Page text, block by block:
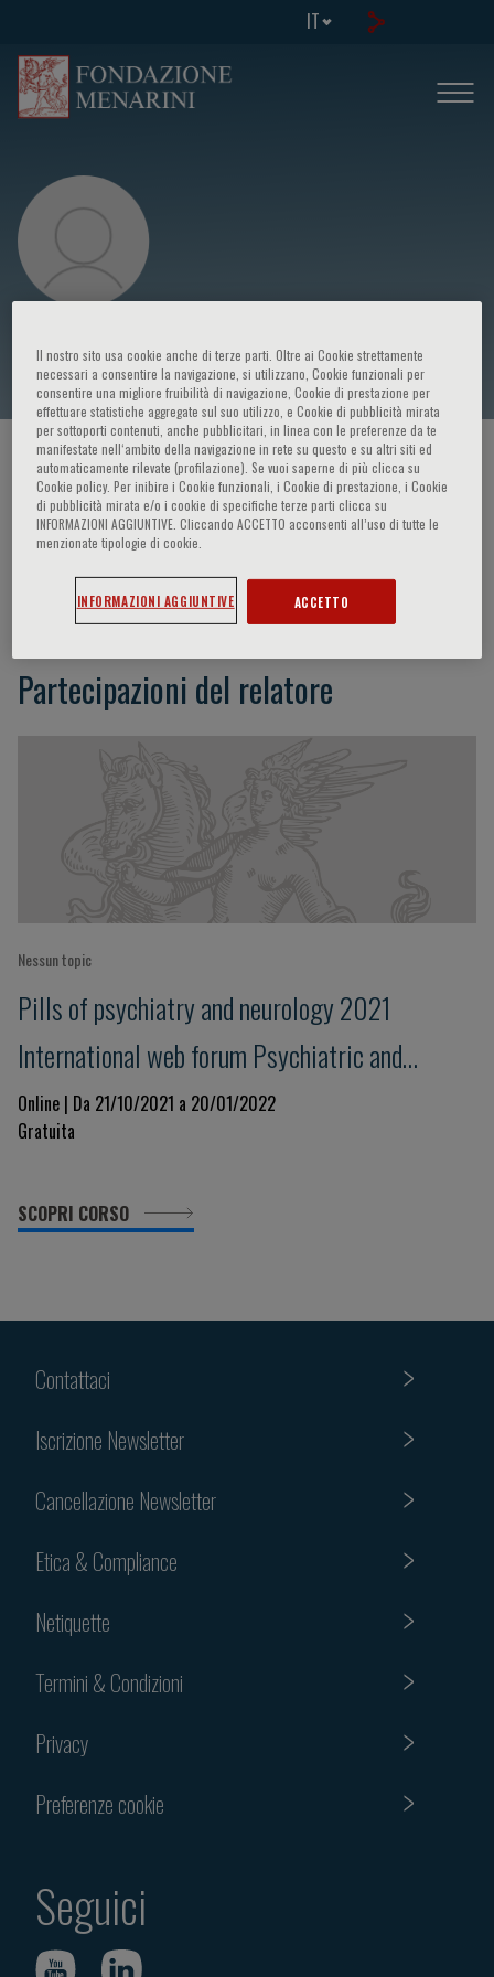
IT
Emilio Sacchetti
HOME PAGE / CORSI ED EVENTI / RELATORE
Emilio Sacchetti
Partecipazioni del relatore
Nessun topic
Pills of psychiatry and neurology 2021
International web forum Psychiatric and
neurological issues in the Covid-19 era: lessons
for the present and the future
Online | Da 21/10/2021 a 20/01/2022
Gratuita
SCOPRI CORSO
Contattaci
Iscrizione Newsletter
Cancellazione Newsletter
Etica & Compliance
Netiquette
Termini & Condizioni
Privacy
Preferenze cookie
Seguici
Il nostro sito usa cookie anche di terze parti. Oltre ai Cookie strettamente
necessari a consentire la navigazione, si utilizzano, Cookie funzionali per
consentire una migliore fruibilità di navigazione, Cookie di prestazione per
effettuare statistiche aggregate sul suo utilizzo, e Cookie di pubblicità mirata
per sottoporti contenuti, anche pubblicitari, in linea con le preferenze da te
manifestate nell‘ambito della navigazione in rete su questo e su altri siti ed
automaticamente rilevate (profilazione). Se vuoi saperne di più clicca su
Cookie policy. Per inibire i Cookie funzionali, i Cookie di prestazione, i Cookie
di pubblicità mirata e/o i cookie di specifiche terze parti clicca su
INFORMAZIONI AGGIUNTIVE. Cliccando ACCETTO acconsenti all’uso di tutte le
menzionate tipologie di cookie.
INFORMAZIONI AGGIUNTIVE ACCETTO